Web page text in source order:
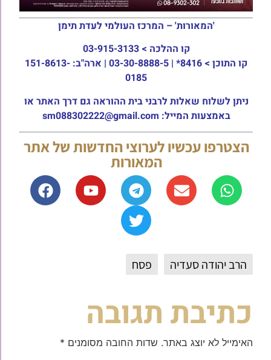
'המאורות' – המרכז העולמי לעדת תימן
קו ההלכה > 03-915-3133
קו התוכן >
8416* | 03-30-8888-5 | ארה"ב: 151-8613-
0185
ניתן לשלוח שאלות לרבני בית ההוראה גם דרך האתר או
באמצעות המייל: sm088302222@gmail.com
הצטרפו עכשיו לערוצי החדשות של אתר
המאורות
הרב יהודה סעדיה פסח
כתיבת תגובה
האימייל לא יוצג באתר. שדות החובה מסומנים *